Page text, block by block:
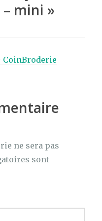
mini »
CoinBroderie
ne sera pas
sont